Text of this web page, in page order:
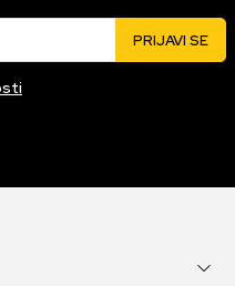
PRIJAVI SE